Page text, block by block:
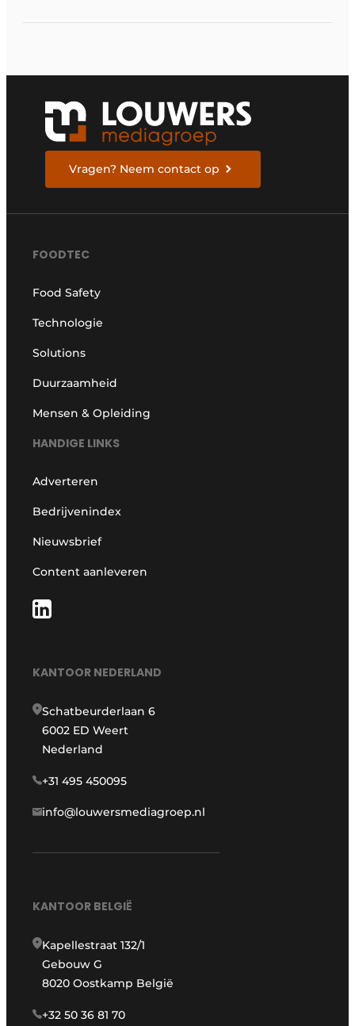
Vragen? Neem contact op
FOODTEC
Food Safety
Technologie
Solutions
Duurzaamheid
Mensen & Opleiding
HANDIGE LINKS
Adverteren
Bedrijvenindex
Nieuwsbrief
Content aanleveren
KANTOOR NEDERLAND
Schatbeurderlaan 6
6002 ED Weert
Nederland
+31 495 450095
info@louwersmediagroep.nl
KANTOOR BELGIË
Kapellestraat 132/1
Gebouw G
8020 Oostkamp België
+32 50 36 81 70